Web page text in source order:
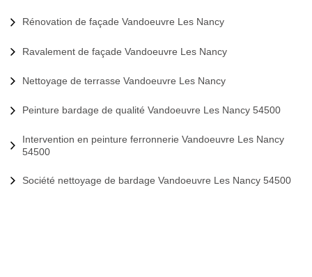
Rénovation de façade Vandoeuvre Les Nancy
Ravalement de façade Vandoeuvre Les Nancy
Nettoyage de terrasse Vandoeuvre Les Nancy
Peinture bardage de qualité Vandoeuvre Les Nancy 54500
Intervention en peinture ferronnerie Vandoeuvre Les Nancy
54500
Société nettoyage de bardage Vandoeuvre Les Nancy 54500